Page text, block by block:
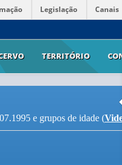
Legislação Canais
TERRITÓRIO
e grupos de idade (